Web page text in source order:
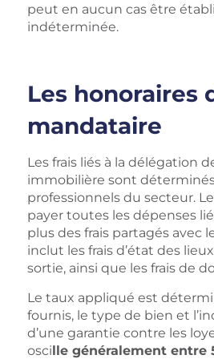
peut en aucun cas être
indéterminée.
Les honoraires
mandataire
Les frais liés à la délégation
immobilière sont
professionnels du secteur.
payer toutes les dépenses
plus des frais partagés avec
inclut les frais d’état des
sortie, ainsi que les frais de
Le taux appliqué est
fournis, le type de bien et
d’une garantie contre les
oscille généralement entre